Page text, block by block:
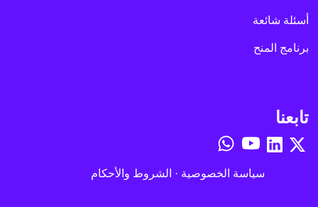
أسئلة شائعة
برنامج المنح
تابعنا
سياسة الخصوصية · الشروط والأحكام